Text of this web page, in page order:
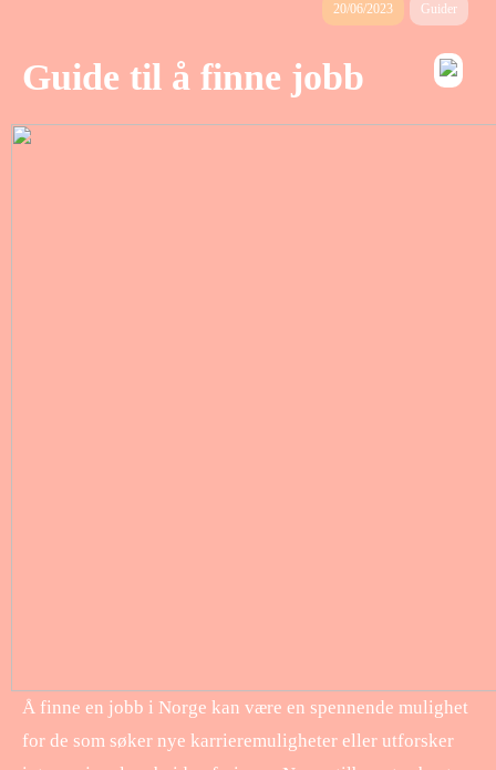
20/06/2023 Guider
Guide til å finne jobb
Å finne en jobb i Norge kan være en spennende mulighet
for de som søker nye karrieremuligheter eller utforsker